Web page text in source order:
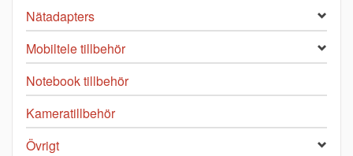
Nätadapters
Mobiltele tillbehör
Notebook tillbehör
Kameratillbehör
Övrigt